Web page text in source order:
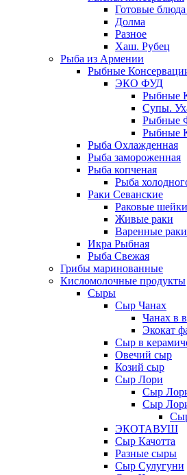
Готовые
Долма
Разное
Хаш. Рубец
Рыба из Армении
Рыбные
ЭКО ФУД
Рыбные
Супы.
Рыбные
Рыбные
Рыба Охлажденная
Рыба замороженная
Рыба копченая
Рыба
Раки Севанские
Раковые шейки
Живые раки
Варенные раки
Икра Рыбная
Рыба Свежая
Грибы маринованные
Кисломолочные продукты
Сыры
Сыр Чанах
Чанах в
Экокат
Сыр в
Овечий сыр
Козий сыр
Сыр Лори
Сыр
Сыр
ЭКОТАВУШ
Сыр Качотта
Разные сыры
Сыр Сулугуни